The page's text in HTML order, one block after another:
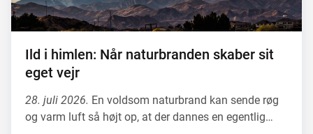
Ild i himlen: Når naturbranden skaber sit
eget vejr
28. juli 2026. En voldsom naturbrand kan sende røg
og varm luft så højt op, at der dannes en egentlig…